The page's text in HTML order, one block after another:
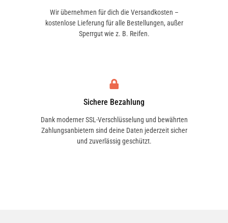
Wir übernehmen für dich die Versandkosten –
kostenlose Lieferung für alle Bestellungen, außer
Sperrgut wie z. B. Reifen.
Sichere Bezahlung
Dank moderner SSL-Verschlüsselung und bewährten
Zahlungsanbietern sind deine Daten jederzeit sicher
und zuverlässig geschützt.